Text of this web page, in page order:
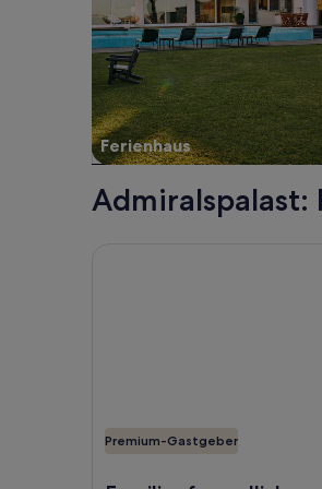
Ferienhaus
Premium-Gastgeber